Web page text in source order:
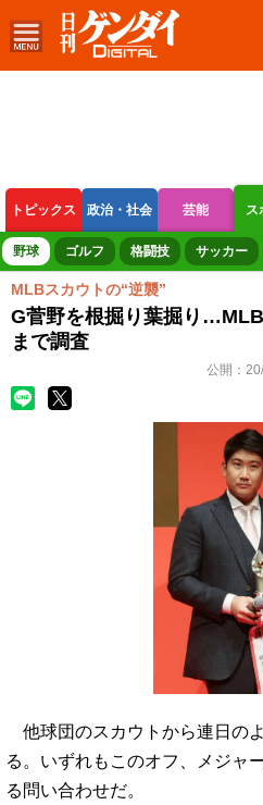
トピックス 政治・社会 芸能 ス
ボートレース 競輪 オートレース
野球 ゴルフ 格闘技 サッカー
MLBスカウトの“逆襲”
G菅野を根掘り葉掘り
まで調査
公開：
他球団のスカウトから連日の
る。いずれもこのオフ、メジャ
る問い合わせだ。